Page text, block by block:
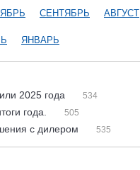
СЕНТЯБРЬ АВГУСТ
ЯНВАРЬ
2025 года
534
года. 505
с дилером 535